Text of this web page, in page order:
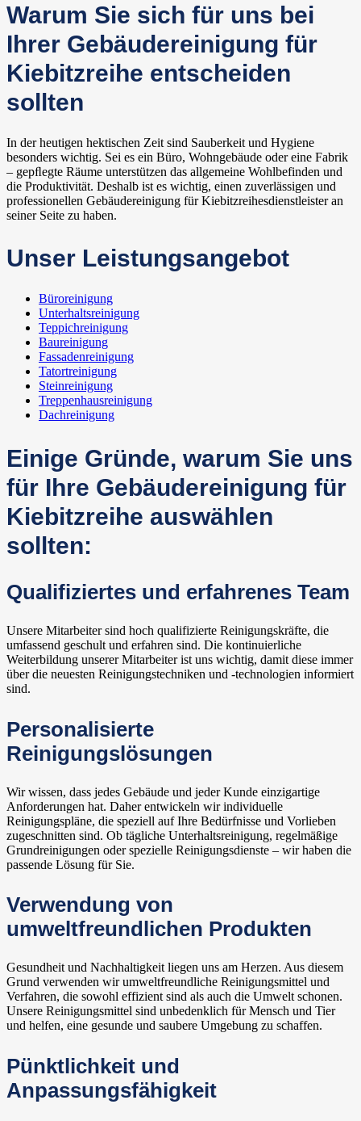
Warum Sie sich für uns bei
Ihrer Gebäudereinigung für
Kiebitzreihe entscheiden
sollten
In der heutigen hektischen Zeit sind Sauberkeit und Hygiene
besonders wichtig. Sei es ein Büro, Wohngebäude oder eine Fabrik
– gepﬂegte Räume unterstützen das allgemeine Wohlbefinden und
die Produktivität. Deshalb ist es wichtig, einen zuverlässigen und
professionellen Gebäudereinigung für Kiebitzreihesdienstleister an
seiner Seite zu haben.
Unser Leistungsangebot
Büroreinigung
Unterhaltsreinigung
Teppichreinigung
Baureinigung
Fassadenreinigung
Tatortreinigung
Steinreinigung
Treppenhausreinigung
Dachreinigung
Einige Gründe, warum Sie uns
für Ihre Gebäudereinigung für
Kiebitzreihe auswählen
sollten:
Qualifiziertes und erfahrenes Team
Unsere Mitarbeiter sind hoch qualifizierte Reinigungskräfte, die
umfassend geschult und erfahren sind. Die kontinuierliche
Weiterbildung unserer Mitarbeiter ist uns wichtig, damit diese immer
über die neuesten Reinigungstechniken und -technologien informiert
sind.
Personalisierte
Reinigungslösungen
Wir wissen, dass jedes Gebäude und jeder Kunde einzigartige
Anforderungen hat. Daher entwickeln wir individuelle
Reinigungspläne, die speziell auf Ihre Bedürfnisse und Vorlieben
zugeschnitten sind. Ob tägliche Unterhaltsreinigung, regelmäßige
Grundreinigungen oder spezielle Reinigungsdienste – wir haben die
passende Lösung für Sie.
Verwendung von
umweltfreundlichen Produkten
Gesundheit und Nachhaltigkeit liegen uns am Herzen. Aus diesem
Grund verwenden wir umweltfreundliche Reinigungsmittel und
Verfahren, die sowohl effizient sind als auch die Umwelt schonen.
Unsere Reinigungsmittel sind unbedenklich für Mensch und Tier
und helfen, eine gesunde und saubere Umgebung zu schaffen.
Pünktlichkeit und
Anpassungsfähigkeit